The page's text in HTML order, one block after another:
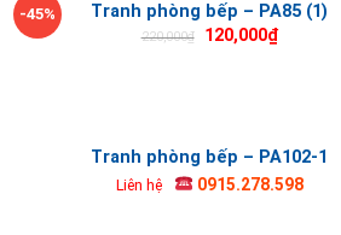
-45% Tranh phòng bếp – PA85 (1)
220,000₫ 120,000₫
Tranh phòng bếp – PA102-1
Liên hệ 0915.278.598